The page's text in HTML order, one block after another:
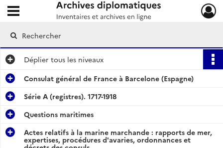
Archives diplomatiques
Ouvrir le menu déroulant
Déplier tous les niveaux
Consulat général de France à Barcelone (Espagne)
Série A (registres). 1717-1918
Questions maritimes
Actes relatifs à la marine marchande : rapports de mer,
expertises, procédures d'avaries, ordonnances et